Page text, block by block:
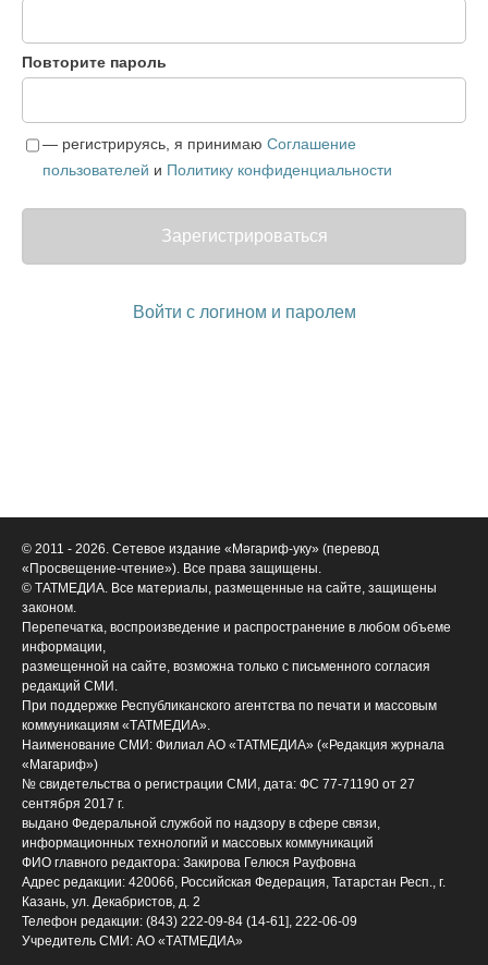
Повторите пароль
— регистрируясь, я принимаюСоглашение
пользователей и Политику конфиденциальности
Зарегистрироваться
Войти с логином и паролем
© 2011 - 2026. Сетевое издание «Мәгариф-уку» (перевод
«Просвещение-чтение»). Все права защищены.
© ТАТМЕДИА. Все материалы, размещенные на сайте, защищены
законом.
Перепечатка, воспроизведение и распространение в любом объеме
информации,
размещенной на сайте, возможна только с письменного согласия
редакций СМИ.
При поддержке Республиканского агентства по печати и массовым
коммуникациям «ТАТМЕДИА».
Наименование СМИ: Филиал АО «ТАТМЕДИА» («Редакция журнала
«Магариф»)
№ свидетельства о регистрации СМИ, дата: ФС 77-71190 от 27
сентября 2017 г.
выдано Федеральной службой по надзору в сфере связи,
информационных технологий и массовых коммуникаций
ФИО главного редактора: Закирова Гелюся Рауфовна
Адрес редакции: 420066, Российская Федерация, Татарстан Респ., г.
Казань, ул. Декабристов, д. 2
Телефон редакции: (843) 222-09-84 (14-61], 222-06-09
Учредитель СМИ: АО «ТАТМЕДИА»